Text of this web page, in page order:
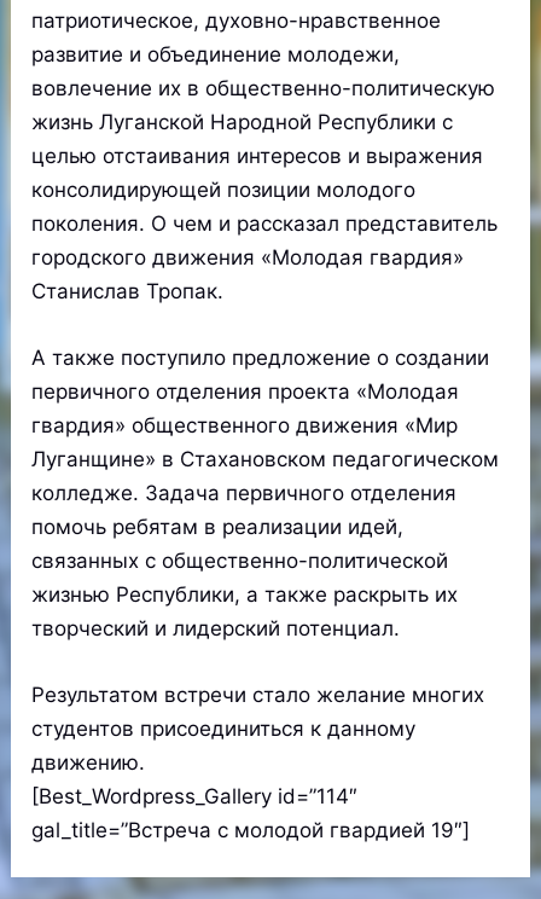
патриотическое, духовно-нравственное
развитие и объединение молодежи,
вовлечение их в общественно-политическую
жизнь Луганской Народной Республики с
целью отстаивания интересов и выражения
консолидирующей позиции молодого
поколения. О чем и рассказал представитель
городского движения «Молодая гвардия»
Станислав Тропак.
А также поступило предложение о создании
первичного отделения проекта «Молодая
гвардия» общественного движения «Мир
Луганщине» в Стахановском педагогическом
колледже. Задача первичного отделения
помочь ребятам в реализации идей,
связанных с общественно-политической
жизнью Республики, а также раскрыть их
творческий и лидерский потенциал.
Результатом встречи стало желание многих
студентов присоединиться к данному
движению.
[Best_Wordpress_Gallery id=”114″
gal_title=”Встреча с молодой гвардией 19″]